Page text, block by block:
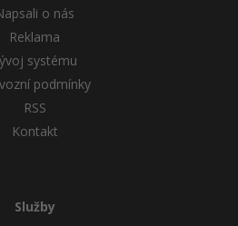
o nás
Reklama
systému
podmínky
RSS
Kontakt
Služby